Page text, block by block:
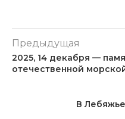
Предыдущая
2025, 14 декабря —
отечественной
В